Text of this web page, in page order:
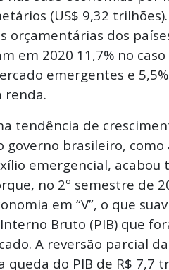
(US$ 9,32
orçamentárias dos
em 2020 11,7% no
emergentes e
renda.
tendência de
governo brasileiro,
emergencial, acabou
no 2º semestre de
em “V”, o que
Bruto (PIB) que
A reversão parcial
do PIB de R$ 7,7